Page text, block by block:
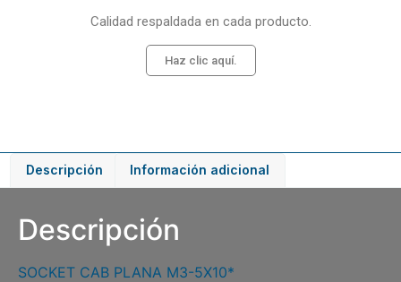
Calidad respaldada en cada producto.
Haz clic aquí.
Descripción Información adicional
Descripción
SOCKET CAB PLANA M3-5X10*